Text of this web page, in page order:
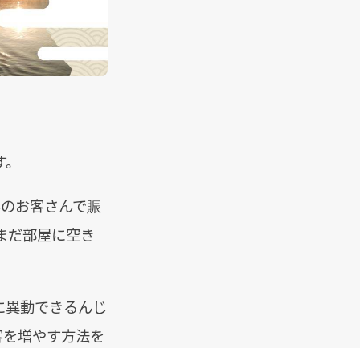
お客さんで賑
だ部屋に空き
動できるんじ
増やす方法を